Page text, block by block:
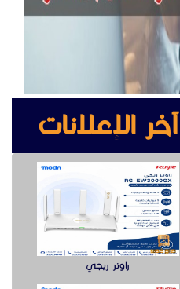
آخر الإعلانات
راوتر ريجي